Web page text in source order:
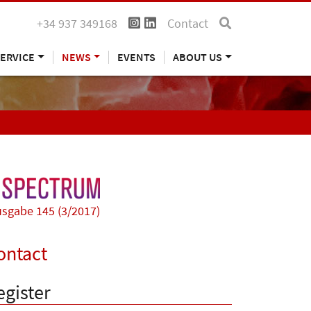
+34 937 349168 Contact
NEWS EVENTS ABOUT US
145 (3/2017)